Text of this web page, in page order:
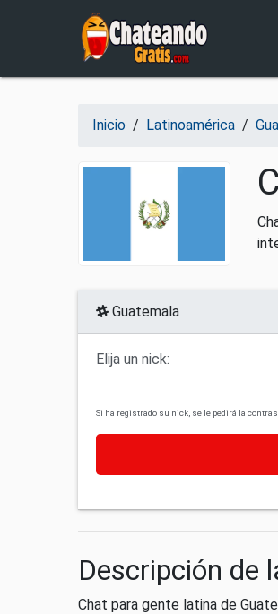
Salir del contenido
Inicio / Latinoamérica /
Guatemala
Elija un nick:
Si ha registrado su nick, se le pedirá la
Descripción de
Chat para gente latina de